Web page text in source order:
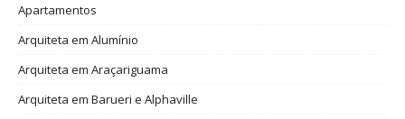
Apartamentos
Arquiteta em Alumínio
Arquiteta em Araçariguama
Arquiteta em Barueri e Alphaville